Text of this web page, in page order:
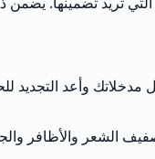
مدخلاتك وأعد
الشعر والأظافر